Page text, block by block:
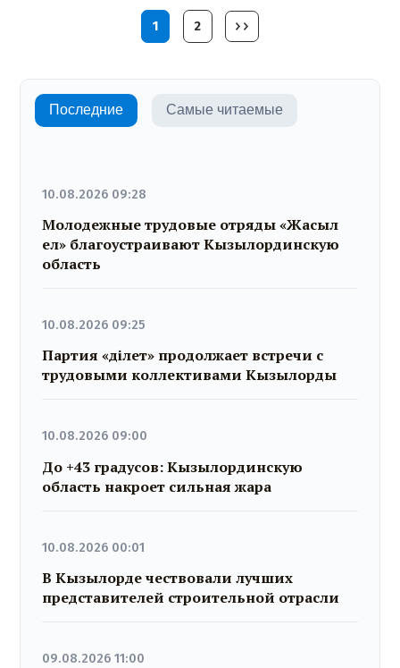
1 2
Последние Самые читаемые
10.08.2026 09:28
Молодежные трудовые отряды «Жасыл
ел» благоустраивают Кызылординскую
область
10.08.2026 09:25
Партия «Әділет» продолжает встречи с
трудовыми коллективами Кызылорды
10.08.2026 09:00
До +43 градусов: Кызылординскую
область накроет сильная жара
10.08.2026 00:01
В Кызылорде чествовали лучших
представителей строительной отрасли
09.08.2026 11:00